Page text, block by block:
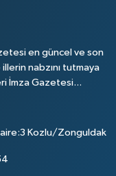
en güncel ve son
nabzını tutmaya
İmza Gazetesi...
Kozlu/Zonguldak